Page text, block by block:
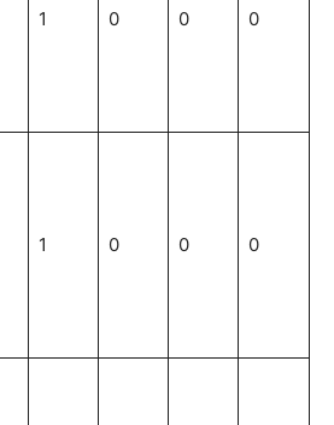
1 0 0 0
1 0 0 0